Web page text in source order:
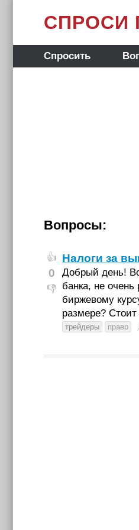
СПРОСИ
Спросить
Вопросы:
👍
0
👎
Налоги за
Добрый день!
банка, не
биржевому
размере?
трейдеры право